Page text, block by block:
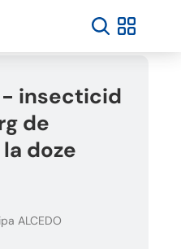
- insecticid
de
doze
ALCEDO